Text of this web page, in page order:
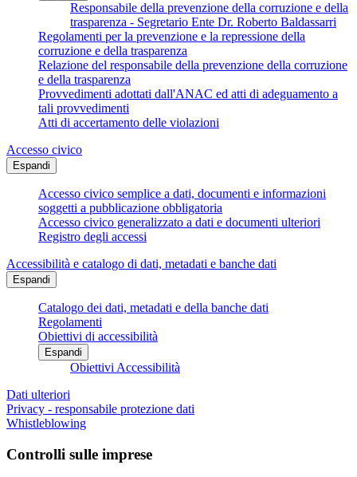
Responsabile della prevenzione della corruzione e della
trasparenza - Segretario Ente Dr. Roberto Baldassarri
Regolamenti per la prevenzione e la repressione della
corruzione e della trasparenza
Relazione del responsabile della prevenzione della corruzione
e della trasparenza
Provvedimenti adottati dall'ANAC ed atti di adeguamento a
tali provvedimenti
Atti di accertamento delle violazioni
Accesso civico
Espandi
Accesso civico semplice a dati, documenti e informazioni
soggetti a pubblicazione obbligatoria
Accesso civico generalizzato a dati e documenti ulteriori
Registro degli accessi
Accessibilità e catalogo di dati, metadati e banche dati
Espandi
Catalogo dei dati, metadati e della banche dati
Regolamenti
Obiettivi di accessibilità
Espandi
Obiettivi Accessibilità
Dati ulteriori
Privacy - responsabile protezione dati
Whistleblowing
Controlli sulle imprese